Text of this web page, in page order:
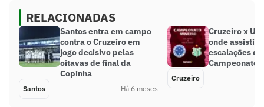
RELACIONADAS
Santos entra em campo
contra o Cruzeiro em
jogo decisivo pelas
oitavas de final da
Copinha
Santos Há 6 meses
Cruzeiro x
onde assistir,
escalações
Campeonato
Cruzeiro